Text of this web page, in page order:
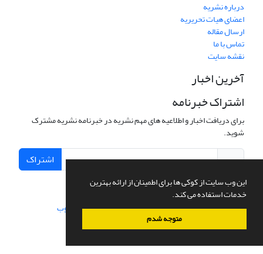
این وب سایت از کوکی ها برای اطمینان از ارائه بهترین
خدمات استفاده می کند.
متوجه شدم
درباره نشریه
اعضای هیات تحریریه
ارسال مقاله
تماس با ما
نقشه سایت
آخرین اخبار
اشتراک خبرنامه
برای دریافت اخبار و اطلاعیه های مهم نشریه در خبرنامه نشریه مشترک
شوید.
اشتراک
سامانه مدیریت نشریات علمی.طراحی و پیاده سازی از سیناوب